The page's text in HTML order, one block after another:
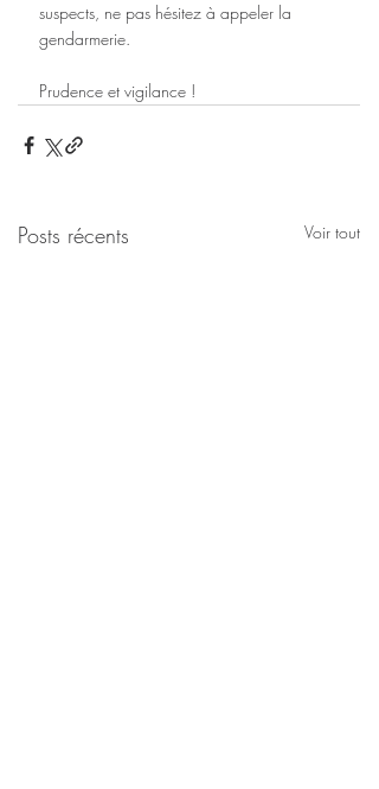
suspects, ne pas hésitez à appeler la
gendarmerie.
Prudence et vigilance !
Posts récents Voir tout